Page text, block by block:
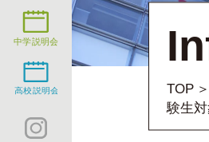
TOP
験生対